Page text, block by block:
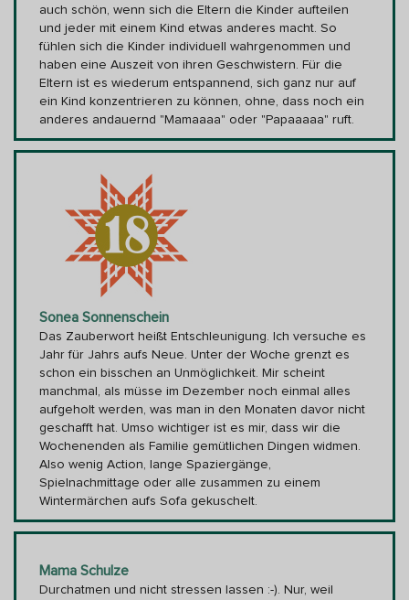
auch schön, wenn sich die Eltern die Kinder aufteilen
und jeder mit einem Kind etwas anderes macht. So
fühlen sich die Kinder individuell wahrgenommen und
haben eine Auszeit von ihren Geschwistern. Für die
Eltern ist es wiederum entspannend, sich ganz nur auf
ein Kind konzentrieren zu können, ohne, dass noch ein
anderes andauernd "Mamaaaa" oder "Papaaaaa" ruft.
Sonea Sonnenschein
Das Zauberwort heißt Entschleunigung. Ich versuche es
Jahr für Jahrs aufs Neue. Unter der Woche grenzt es
schon ein bisschen an Unmöglichkeit. Mir scheint
manchmal, als müsse im Dezember noch einmal alles
aufgeholt werden, was man in den Monaten davor nicht
geschafft hat. Umso wichtiger ist es mir, dass wir die
Wochenenden als Familie gemütlichen Dingen widmen.
Also wenig Action, lange Spaziergänge,
Spielnachmittage oder alle zusammen zu einem
Wintermärchen aufs Sofa gekuschelt.
Mama Schulze
Durchatmen und nicht stressen lassen :-). Nur, weil